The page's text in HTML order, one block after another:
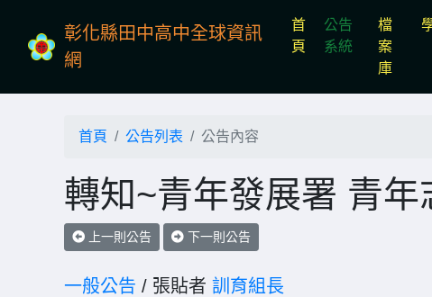
彰化縣田中高中全球資訊
網
首
頁 (current)
公告
系統
檔
案
庫
首頁 公告列表 公告內容
轉知~青年發展署 青
上一則公告 下一則公告
一般公告 / 張貼者 訓育組長